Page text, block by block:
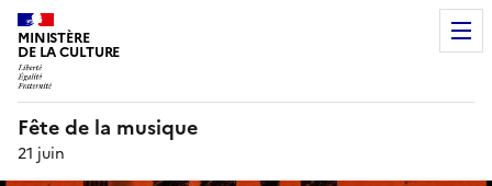
MINISTÈRE
DE LA CULTURE
Fête de la musique
21 juin